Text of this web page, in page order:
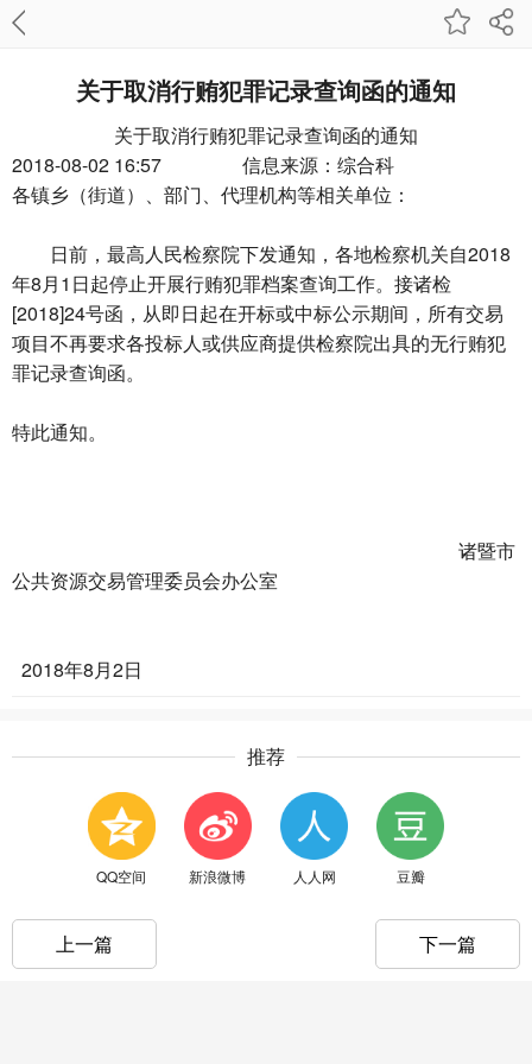
关于取消行贿犯罪记录查询函的通知
关于取消行贿犯罪记录查询函的通知
2018-08-02 16:57 信息来源： 综合科
各镇乡（街道）、部门、代理机构等相关单位：
日前，最高人民检察院下发通知，各地检察机关自2018
年8月1日起停止开展行贿犯罪档案查询工作。接诸检
[2018]24号函，从即日起在开标或中标公示期间，所有交易
项目不再要求各投标人或供应商提供检察院出具的无行贿犯
罪记录查询函。
特此通知。
诸暨市
公共资源交易管理委员会办公室
2018年8月2日
推荐
QQ空间 新浪微博 人人网 豆瓣
上一篇 下一篇